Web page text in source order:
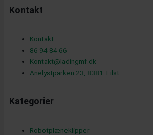
b
Kontakt
Kontakt
86 94 84 66
Kontakt@ladingmf.dk
Anelystparken 23, 8381 Tilst
Kategorier
Robotplæneklipper